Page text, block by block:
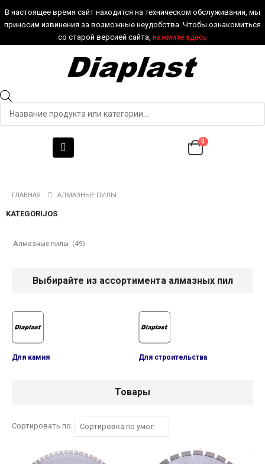
В настоящее время сайт находится на техническом обслуживании, мы
приносим извинения за возможные неудобства. Чтобы ознакомиться
со старой версией сайта, нажмите здесь
0
ГЛАВНАЯ АЛМАЗНЫЕ ПИЛЫ
KATEGORIJOS
Выбирайте из ассортимента алмазных пил
Для камня Для строительства
Товары
Сортировать по: